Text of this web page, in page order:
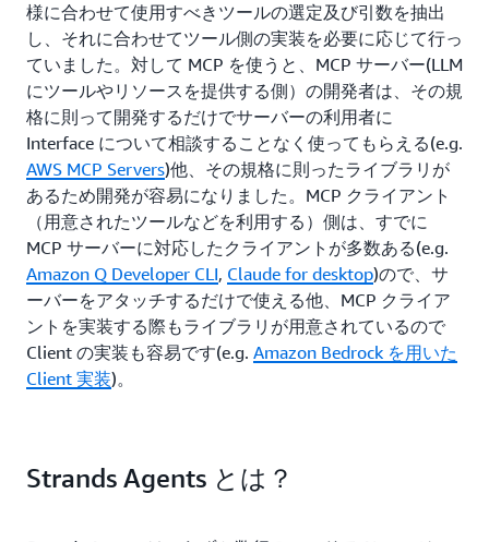
様に合わせて使用すべきツールの選定及び引数を抽出
し、それに合わせてツール側の実装を必要に応じて行っ
ていました。対して MCP を使うと、MCP サーバー(LLM
にツールやリソースを提供する側）の開発者は、その規
格に則って開発するだけでサーバーの利用者に
Interface について相談することなく使ってもらえる(e.g.
AWS MCP Servers)他、その規格に則ったライブラリが
あるため開発が容易になりました。MCP クライアント
（用意されたツールなどを利用する）側は、すでに
MCP サーバーに対応したクライアントが多数ある(e.g.
Amazon Q Developer CLI, Claude for desktop)ので、サ
ーバーをアタッチするだけで使える他、MCP クライア
ントを実装する際もライブラリが用意されているので
Client の実装も容易です(e.g. Amazon Bedrock を用いた
Client 実装)。
Strands Agents とは？